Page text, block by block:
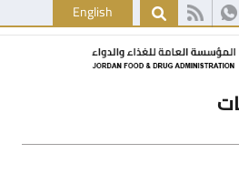
English